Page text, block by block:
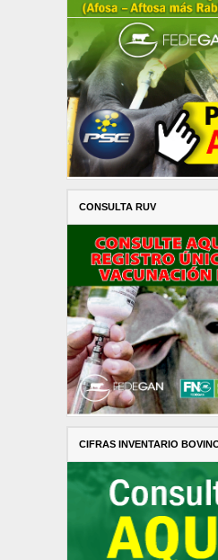
CONSULTA RUV
CIFRAS INVENTARIO